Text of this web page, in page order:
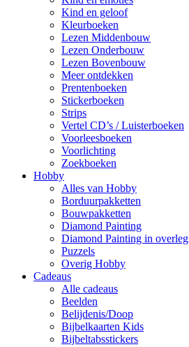
Kind en geloof
Kleurboeken
Lezen Middenbouw
Lezen Onderbouw
Lezen Bovenbouw
Meer ontdekken
Prentenboeken
Stickerboeken
Strips
Vertel CD’s / Luisterboeken
Voorleesboeken
Voorlichting
Zoekboeken
Hobby
Alles van Hobby
Borduurpakketten
Bouwpakketten
Diamond Painting
Diamond Painting in overleg
Puzzels
Overig Hobby
Cadeaus
Alle cadeaus
Beelden
Belijdenis/Doop
Bijbelkaarten Kids
Bijbeltabsstickers